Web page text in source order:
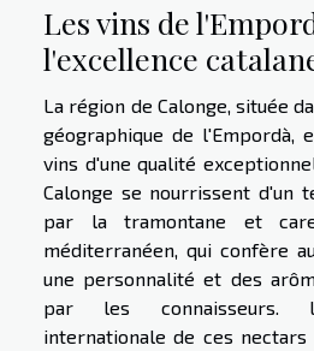
Les vins de
l'excellence
La région de Calonge, située
géographique de l'Empordà,
vins d'une qualité
Calonge se nourrissent d'un
par la tramontane et
méditerranéen, qui confère
une personnalité et des
par les connaisseurs.
internationale de ces